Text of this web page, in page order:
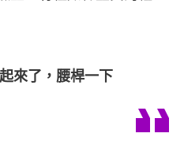
來了，腰桿一下